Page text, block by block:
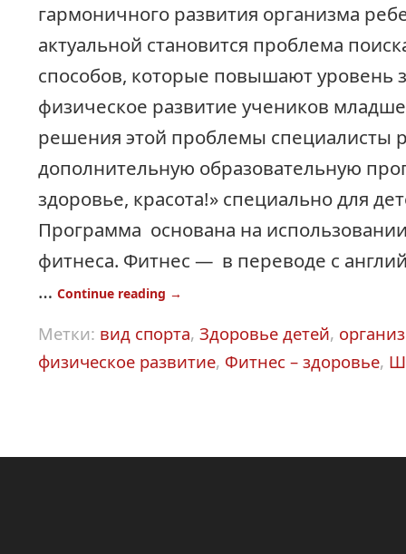
гармоничного развития организма
актуальной становится проблема
способов, которые повышают уровень
физическое развитие учеников
решения этой проблемы специалисты
дополнительную образовательную
здоровье, красота!» специально для
Программа основана на
фитнеса. Фитнес — в переводе с
… Continue reading →
Метки: вид спорта, Здоровье детей,
физическое развитие, Фитнес – здоровье,